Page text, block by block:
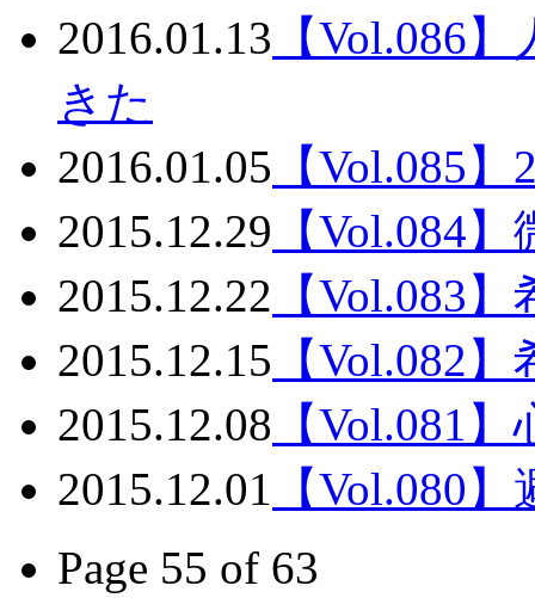
2016.01.13 【Vol.086
きた
2016.01.05 【Vol.085
2015.12.29 【Vol.084
2015.12.22 【Vol.083
2015.12.15 【Vol.082
2015.12.08 【Vol.081
2015.12.01 【Vol.080
Page 55 of 63